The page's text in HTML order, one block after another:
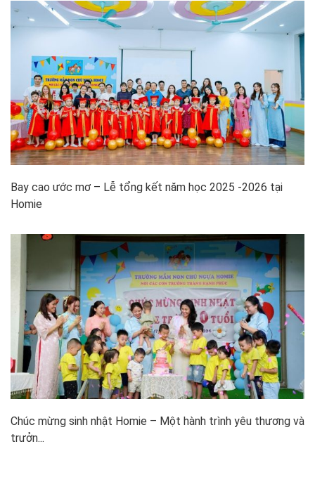
Bay cao ước mơ – Lễ tổng kết năm học 2025 -2026 tại
Homie
Chúc mừng sinh nhật Homie – Một hành trình yêu thương và
trưởn...